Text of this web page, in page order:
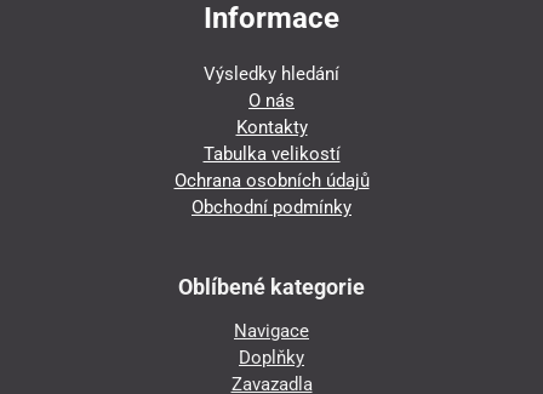
Informace
Výsledky hledání
O nás
Kontakty
Tabulka velikostí
Ochrana osobních údajů
Obchodní podmínky
Oblíbené kategorie
Navigace
Doplňky
Zavazadla